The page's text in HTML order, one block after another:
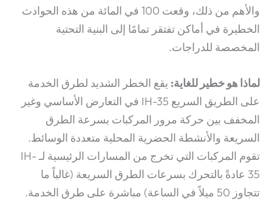
والأهم من ذلك، وقعت 100 في المائة من هذه الحوادث
الخطيرة في أماكن تفتقر تمامًا إلى البنية التحتية
المخصصة للدراجات.
لماذا هو خطير للغاية: يقع الخطر الشديد لطرق الخدمة
على الطريق السريع IH-35 في التعارض الأساسي وغير
المخفف بين حركة مرور المركبات بسرعة الطرق
السريعة والأنشطة الحضرية المحلية متعددة الوسائط.
تقوم المركبات التي تخرج من المسارات الرئيسية لـ IH-
35 عادةً بالتحرك بسرعات الطرق السريعة (غالباً ما
تتجاوز 50 ميلاً في الساعة) مباشرة على طرق الخدمة.